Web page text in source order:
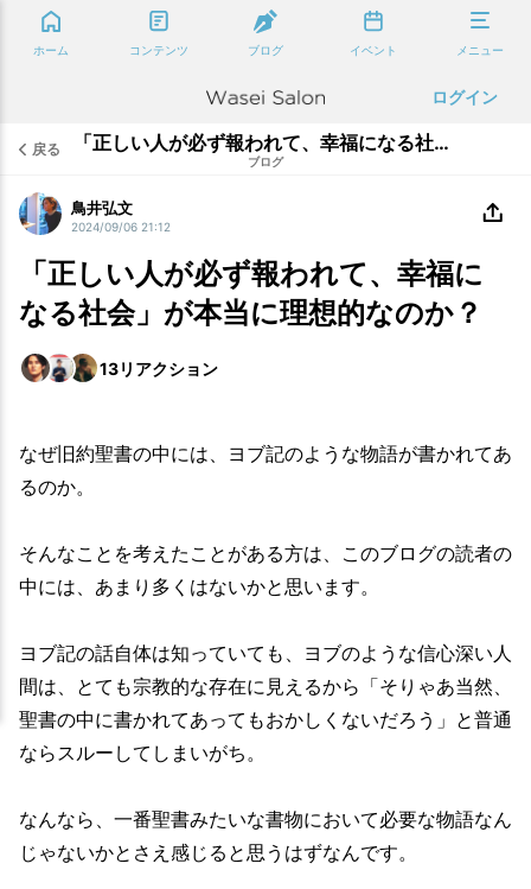
ホーム コンテンツ ブログ イベント メニュー
ログイン
戻る 「正しい人が必ず報われて、幸福になる社会」が本当に理想的なのか？
ブログ
鳥井弘文
2024/09/06 21:12
「正しい人が必ず報われて、幸福に
なる社会」が本当に理想的なのか？
13リアクション
なぜ旧約聖書の中には、ヨブ記のような物語が書かれてあ
るのか。
そんなことを考えたことがある方は、このブログの読者の
中には、あまり多くはないかと思います。
ヨブ記の話自体は知っていても、ヨブのような信心深い人
間は、とても宗教的な存在に見えるから「そりゃあ当然、
聖書の中に書かれてあってもおかしくないだろう」と普通
ならスルーしてしまいがち。
なんなら、一番聖書みたいな書物において必要な物語なん
じゃないかとさえ感じると思うはずなんです。